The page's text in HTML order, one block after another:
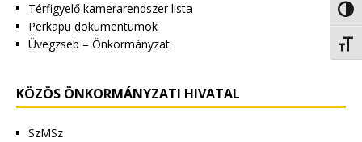
Térfigyelő kamerarendszer lista
Perkapu dokumentumok
Üvegzseb – Önkormányzat
KÖZÖS ÖNKORMÁNYZATI HIVATAL
SzMSz